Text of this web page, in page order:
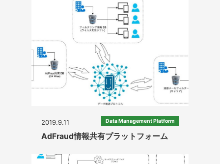
2019.9.11 Data Management Platform
AdFraud情報共有プラットフォーム